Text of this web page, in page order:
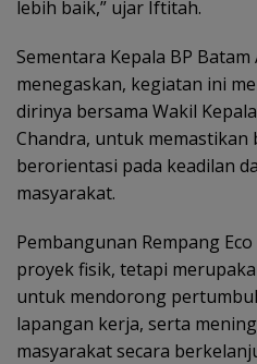
lebih baik,” ujar Iftitah.
Sementara Kepala BP Batam
menegaskan, kegiatan ini
dirinya bersama Wakil
Chandra, untuk memastikan
berorientasi pada keadilan
masyarakat.
Pembangunan Rempang
proyek fisik, tetapi
untuk mendorong
lapangan kerja, serta
masyarakat secara